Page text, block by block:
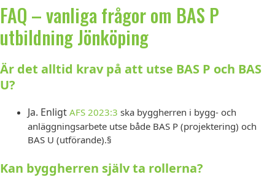
FAQ – vanliga frågor om BAS P
utbildning Jönköping
Är det alltid krav på att utse BAS P och BAS
U?
Ja. Enligt AFS 2023:3 ska byggherren i bygg- och
anläggningsarbete utse både BAS P (projektering) och
BAS U (utförande).§
Kan byggherren själv ta rollerna?